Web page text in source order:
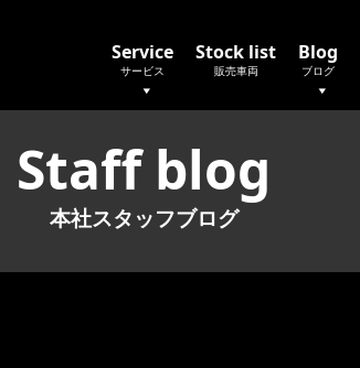
Service
サービス
Stock list
販売車両
Blog
ブログ
Staff blog
本社スタッフブログ